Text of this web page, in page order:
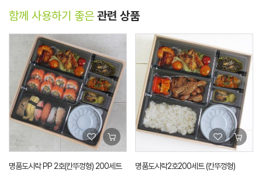
함께 사용하기 좋은 관련 상품
명품도시락 PP 2호(칸뚜껑형) 200세트 명품도시락2호200세트 (칸뚜껑형)